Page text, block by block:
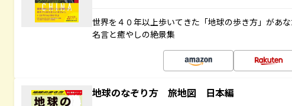
世界を４０年以上歩いてきた「地球の歩き方」があ
名言と癒やしの絶景集
地球のなぞり方 旅地図 日本編